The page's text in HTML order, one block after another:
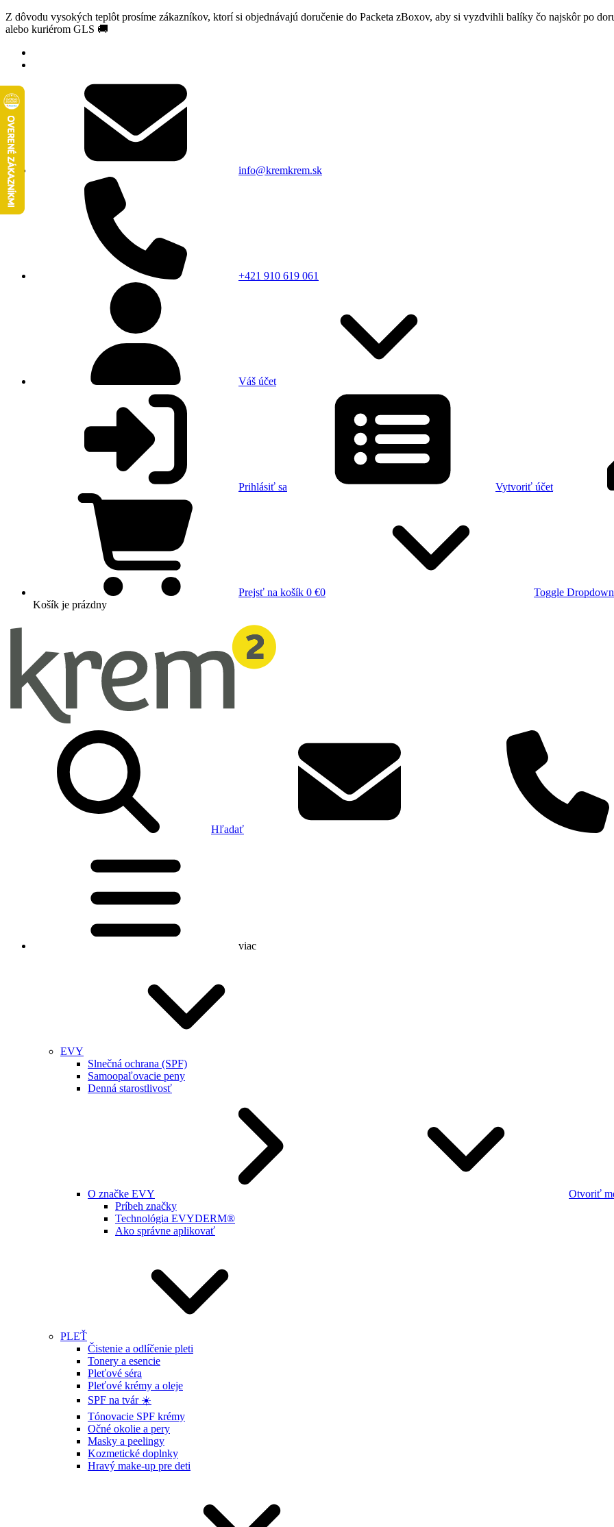
Z dôvodu vysokých teplôt prosíme zákazníkov, ktorí si objednávajú doručenie do Packeta zBoxov, aby si vyzdvihli balíky čo najskôr po
alebo kuriérom GLS 🚚
info@kremkrem.sk
+421 910 619 061
Váš účet
Prihlásiť sa Vytvoriť účet
Prejsť na košík 0 €0
Toggle Dropdown
Košík je prázdny
Hľadať
viac
EVY
Slnečná ochrana (SPF)
Samoopaľovacie peny
Denná starostlivosť
O značke EVY
Otvoriť
Príbeh značky
Technológia EVYDERM®
Ako správne aplikovať
PLEŤ
Čistenie a odlíčenie pleti
Tonery a esencie
Pleťové séra
Pleťové krémy a oleje
SPF na tvár ☀️
Tónovacie SPF krémy
Očné okolie a pery
Masky a peelingy
Kozmetické doplnky
Hravý make-up pre deti